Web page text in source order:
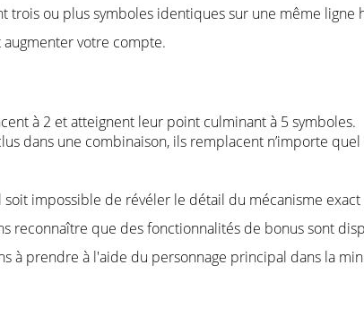
trois ou plus symboles identiques sur une même ligne
votre compte.
à 2 et atteignent leur point culminant à 5 symboles.
dans une combinaison, ils remplacent n’importe
soit impossible de révéler le détail du mécanisme
reconnaître que des fonctionnalités de bonus sont
à prendre à l'aide du personnage principal dans la